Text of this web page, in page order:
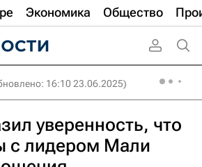
Экономика Общество
16:10 23.06.2025)
уверенность, что
с лидером Мали